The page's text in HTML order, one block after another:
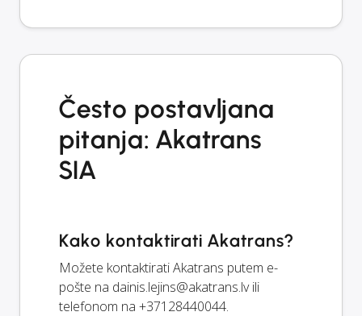
Često postavljana
pitanja: Akatrans
SIA
Kako kontaktirati Akatrans?
Možete kontaktirati Akatrans putem e-
pošte na dainis.lejins@akatrans.lvili
telefonom na +37128440044.